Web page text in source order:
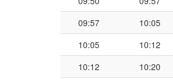
09:57
10:05
10:05
10:12
10:12
10:20